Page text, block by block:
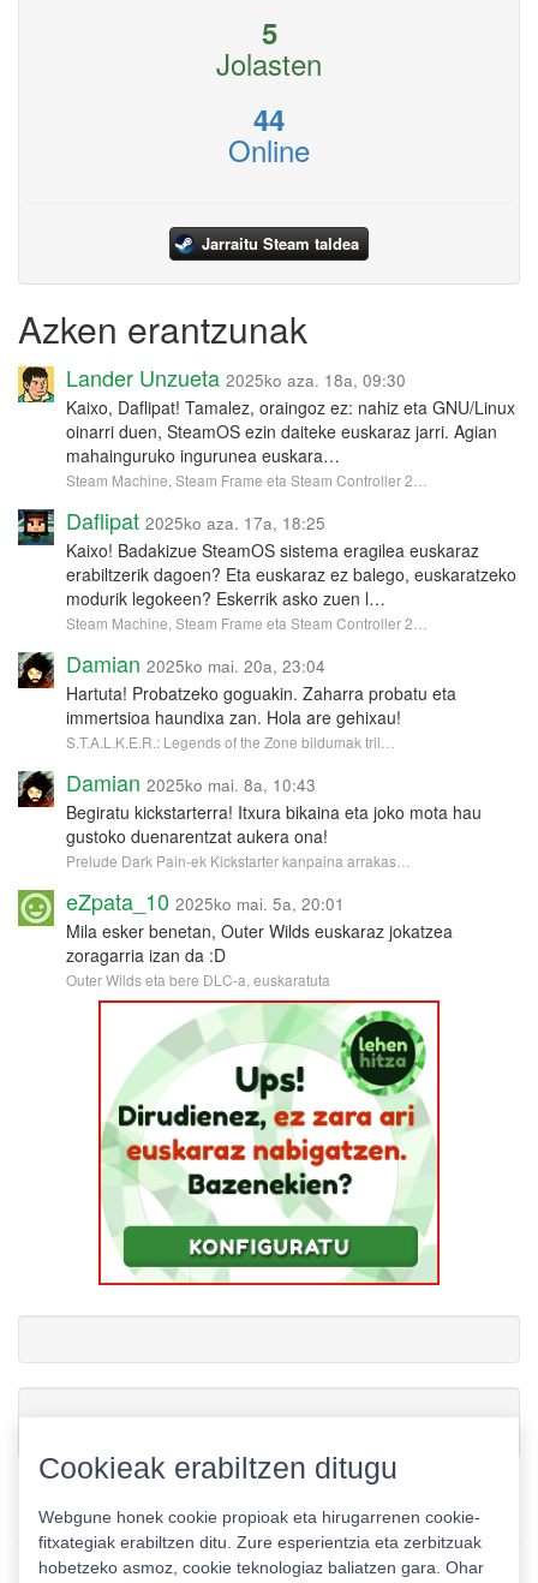
5
Jolasten
44
Online
Jarraitu Steam taldea
Azken erantzunak
Lander Unzueta 2025ko aza. 18a, 09:30
Kaixo, Daflipat! Tamalez, oraingoz ez: nahiz eta GNU/Linux
oinarri duen, SteamOS ezin daiteke euskaraz jarri. Agian
mahainguruko ingurunea euskara…
Steam Machine, Steam Frame eta Steam Controller 2…
Daflipat 2025ko aza. 17a, 18:25
Kaixo! Badakizue SteamOS sistema eragilea euskaraz
erabiltzerik dagoen? Eta euskaraz ez balego, euskaratzeko
modurik legokeen? Eskerrik asko zuen l…
Steam Machine, Steam Frame eta Steam Controller 2…
Damian 2025ko mai. 20a, 23:04
Hartuta! Probatzeko goguakin. Zaharra probatu eta
immertsioa haundixa zan. Hola are gehixau!
S.T.A.L.K.E.R.: Legends of the Zone bildumak tril…
Damian 2025ko mai. 8a, 10:43
Begiratu kickstarterra! Itxura bikaina eta joko mota hau
gustoko duenarentzat aukera ona!
Prelude Dark Pain-ek Kickstarter kanpaina arrakas…
eZpata_10 2025ko mai. 5a, 20:01
Mila esker benetan, Outer Wilds euskaraz jokatzea
zoragarria izan da :D
Outer Wilds eta bere DLC-a, euskaratuta
Cookieak erabiltzen ditugu
Webgune honek cookie propioak eta hirugarrenen cookie-
fitxategiak erabiltzen ditu. Zure esperientzia eta zerbitzuak
hobetzeko asmoz, cookie teknologiaz baliatzen gara. Ohar